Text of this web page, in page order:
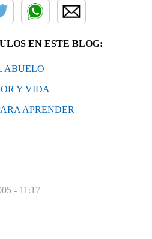
EN ESTE BLOG:
ABUELO
Y VIDA
APRENDER
- 11:17